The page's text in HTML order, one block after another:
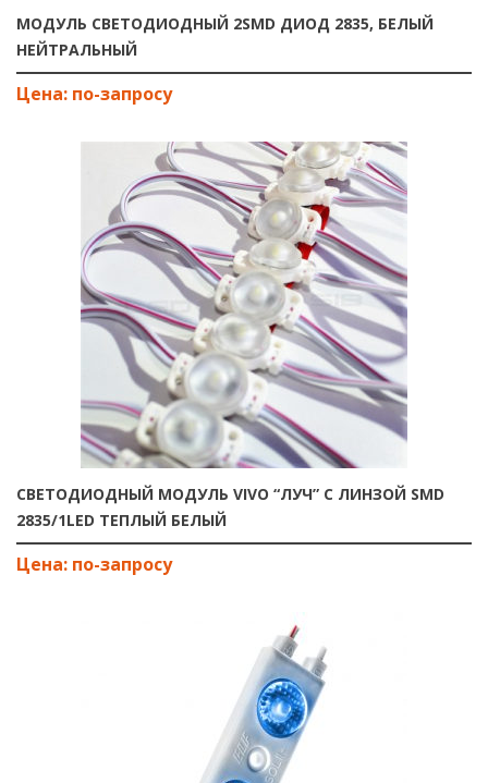
МОДУЛЬ СВЕТОДИОДНЫЙ 2SMD ДИОД 2835, БЕЛЫЙ
НЕЙТРАЛЬНЫЙ
СВЕТОДИОДНЫЙ МОДУЛЬ VIVO “ЛУЧ” С ЛИНЗОЙ SMD
2835/1LED ТЕПЛЫЙ БЕЛЫЙ